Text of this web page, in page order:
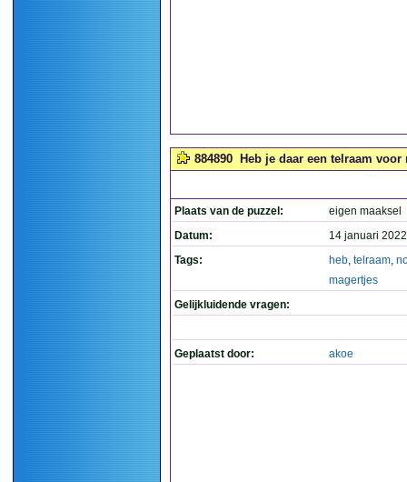
884890 Heb je daar een telraam
Plaats van de puzzel:
eigen maaksel
Datum:
14 januari
Tags:
heb, telraam,
magertjes
Gelijkluidende vragen:
Geplaatst door: akoe